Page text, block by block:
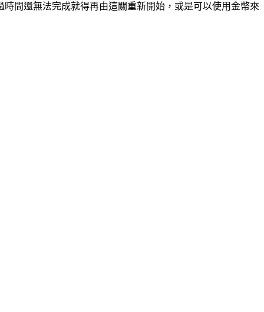
間還無法完成就得再由這關重新開始，或是可以使用金幣來